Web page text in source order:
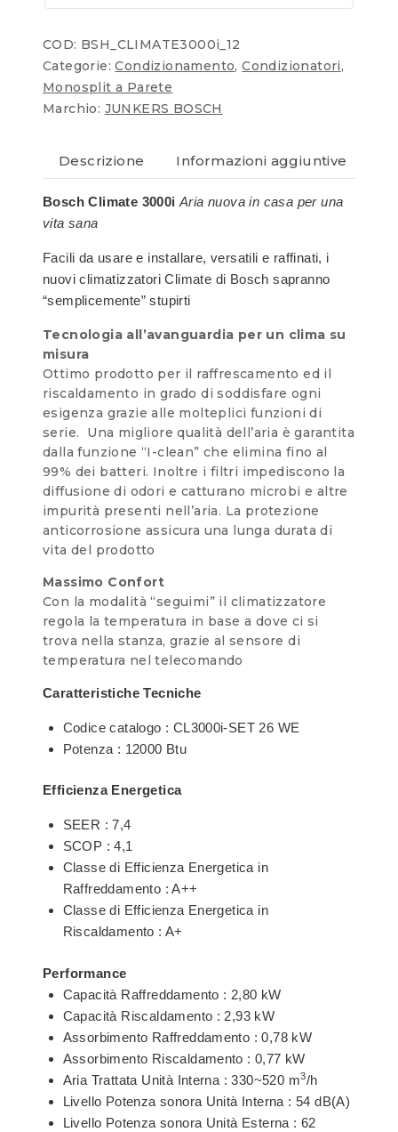
COD: BSH_CLIMATE3000i_12
Categorie:Condizionamento,Condizionatori,
Monosplit a Parete
Marchio: JUNKERS BOSCH
Descrizione Informazioni aggiuntive
Bosch Climate 3000i Aria nuova in casa per una
vita sana
Facili da usare e installare, versatili e raffinati, i
nuovi climatizzatori Climate di Bosch sapranno
“semplicemente” stupirti
Tecnologia all’avanguardia per un clima su
misura
Ottimo prodotto per il raffrescamento ed il
riscaldamento in grado di soddisfare ogni
esigenza grazie alle molteplici funzioni di
serie. Una migliore qualità dell’aria è garantita
dalla funzione “I-clean” che elimina fino al
99% dei batteri. Inoltre i filtri impediscono la
diffusione di odori e catturano microbi e altre
impurità presenti nell’aria. La protezione
anticorrosione assicura una lunga durata di
vita del prodotto
Massimo Confort
Con la modalità “seguimi” il climatizzatore
regola la temperatura in base a dove ci si
trova nella stanza, grazie al sensore di
temperatura nel telecomando
Caratteristiche Tecniche
Codice catalogo : CL3000i-SET 26 WE
Potenza : 12000 Btu
Efficienza Energetica
SEER : 7,4
SCOP : 4,1
Classe di Efficienza Energetica in
Raffreddamento : A++
Classe di Efficienza Energetica in
Riscaldamento : A+
Performance
Capacità Raffreddamento : 2,80 kW
Capacità Riscaldamento : 2,93 kW
Assorbimento Raffreddamento : 0,78 kW
Assorbimento Riscaldamento : 0,77 kW
Aria Trattata Unità Interna : 330~520 m3/h
Livello Potenza sonora Unità Interna : 54 dB(A)
Livello Potenza sonora Unità Esterna : 62